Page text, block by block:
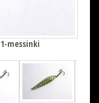
messinki